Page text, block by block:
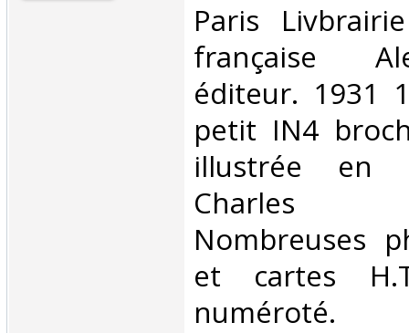
‎Paris
française
éditeur. 1931
petit IN4
illustrée en
Charles
Nombreuses
et cartes
numéroté. ‎